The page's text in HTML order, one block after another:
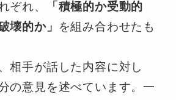
ぞれ、
「積極的か受動的
壊的か」
を組み合わせたも
相手が話した内容に対し
の意見を述べています。一